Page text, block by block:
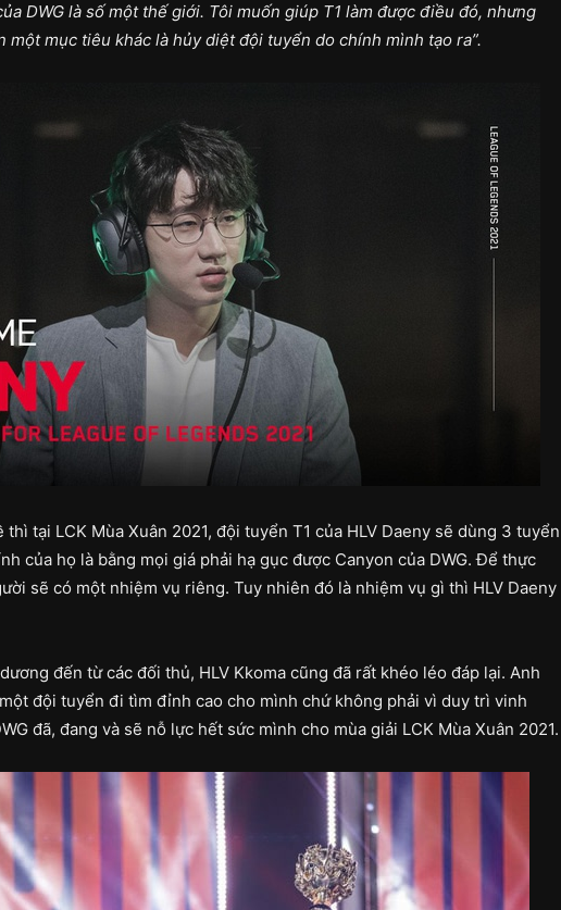
DWG là số một thế giới. Tôi muốn giúp T1 làm được điều đó, nhưng
một mục tiêu khác là hủy diệt đội tuyển do chính mình tạo ra”.
tại LCK Mùa Xuân 2021, đội tuyển T1 của HLV Daeny sẽ dùng 3 tuyển
của họ là bằng mọi giá phải hạ gục được Canyon của DWG. Để thực
sẽ có một nhiệm vụ riêng. Tuy nhiên đó là nhiệm vụ gì thì HLV Daeny
đến từ các đối thủ, HLV Kkoma cũng đã rất khéo léo đáp lại. Anh
đội tuyển đi tìm đỉnh cao cho mình chứ không phải vì duy trì vinh
đã, đang và sẽ nỗ lực hết sức mình cho mùa giải LCK Mùa Xuân 2021.